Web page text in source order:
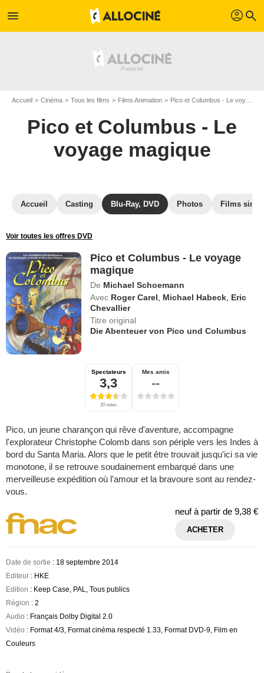
menu profil search
Accueil Cinéma Tous les films Films Animation Pico et Columbus - Le voyage magique
Pico et Columbus - Le
voyage magique
Accueil Casting Blu-Ray, DVD Photos Films
Voir toutes les offres DVD
Pico et Columbus - Le voyage
magique
De Michael Schoemann
Avec Roger Carel Michael Habeck Eric
Chevallier
Titre original
Die Abenteuer von Pico und Columbus
Spectateurs
3,3
20 notes
Mes amis
--
Pico, un jeune charançon qui rêve d'aventure, accompagne
l'explorateur Christophe Colomb dans son périple vers les Indes à
bord du Santa Maria. Alors que le petit être trouvait jusqu'ici sa vie
monotone, il se retrouve soudainement embarqué dans une
merveilleuse expédition où l'amour et la bravoure sont au rendez-
vous.
neuf à partir de 9,38 €
ACHETER
Date de sortie : 18 septembre 2014
Editeur : HKE
Edition : Keep Case, PAL, Tous publics
Région : 2
Audio : Français Dolby Digital 2.0
Vidéo : Format 4/3, Format cinéma respecté 1.33, Format DVD-9, Film en
Couleurs